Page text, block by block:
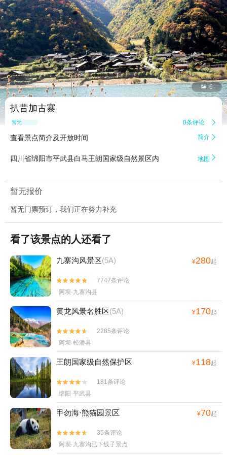
 6
扒昔加古寨
暂无点评 0条评论 
查看景点简介及开放时间 简介 
四川省绵阳市平武县白马王朗国家级自然景区内 地图 
暂无报价
暂无门票预订，我们正在努力补充
看了该景点的人还看了
九寨沟风景区(5A) ¥280起


7747条评论
阿坝·九寨沟县
黄龙风景名胜区(5A) ¥170起


2285条评论
阿坝·松潘县
王朗国家级自然保护区 ¥118起


181条评论
绵阳·平武县
甲勿海·熊猫园景区 ¥70起


35条评论
阿坝·九寨沟已下线子景点
